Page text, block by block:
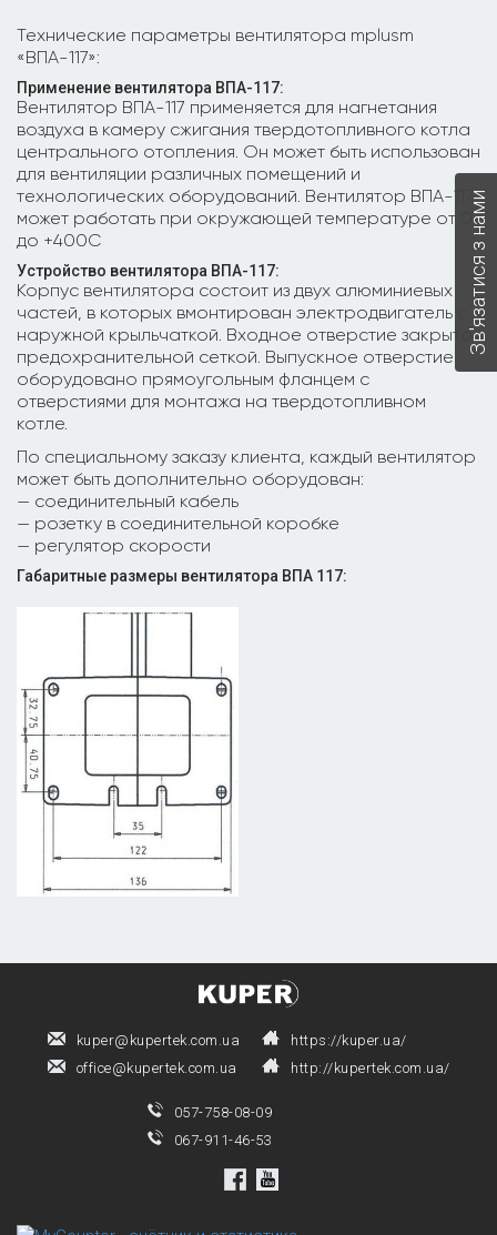
Технические параметры вентилятора mplusm
«ВПА-117»:
Применение вентилятора ВПА-117:
Вентилятор ВПА-117 применяется для нагнетания
воздуха в камеру сжигания твердотопливного котла
центрального отопления. Он может быть использован
для вентиляции различных помещений и
технологических оборудований. Вентилятор ВПА-117
может работать при окружающей температуре от 0
до +400С
Устройство вентилятора ВПА-117:
Корпус вентилятора состоит из двух алюминиевых
частей, в которых вмонтирован электродвигатель с
наружной крыльчаткой. Входное отверстие закрыто
предохранительной сеткой. Выпускное отверстие
оборудовано прямоугольным фланцем с
отверстиями для монтажа на твердотопливном
котле.
По специальному заказу клиента, каждый вентилятор
может быть дополнительно оборудован:
— соединительный кабель
— розетку в соединительной коробке
— регулятор скорости
Габаритные размеры вентилятора ВПА 117:
kuper@kupertek.com.ua
office@kupertek.com.ua
https://kuper.ua/
http://kupertek.com.ua/
057-758-08-09
067-911-46-53
Зв'язатися з нами